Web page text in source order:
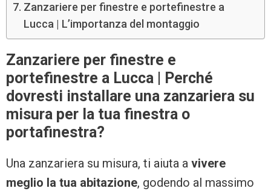
Zanzariere per finestre e portefinestre a
Lucca | L’importanza del montaggio
Zanzariere per finestre e
portefinestre a Lucca | Perché
dovresti installare una zanzariera su
misura per la tua finestra o
portafinestra?
Una zanzariera su misura, ti aiuta a vivere
meglio la tua abitazione, godendo al massimo